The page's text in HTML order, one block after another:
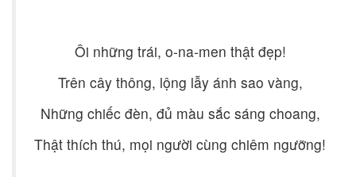
Ôi những trái, o-na-men thật đẹp!
Trên cây thông, lộng lẫy ánh sao vàng,
Những chiếc đèn, đủ màu sắc sáng choang,
Thật thích thú, mọi người cùng chiêm ngưỡng!